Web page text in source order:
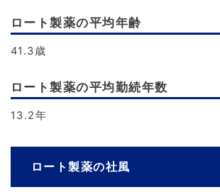
ロート製薬の平均年齢
41.3歳
ロート製薬の平均勤続年数
13.2年
ロート製薬の社風